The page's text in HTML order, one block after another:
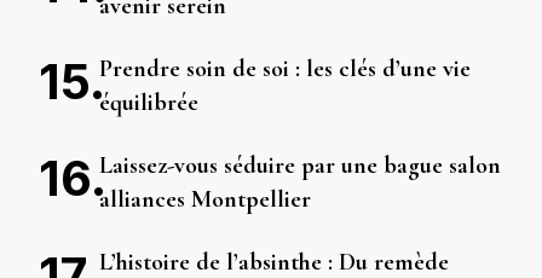
avenir serein
Prendre soin de soi : les clés d’une vie
équilibrée
Laissez-vous séduire par une bague salon
alliances Montpellier
L’histoire de l’absinthe : Du remède